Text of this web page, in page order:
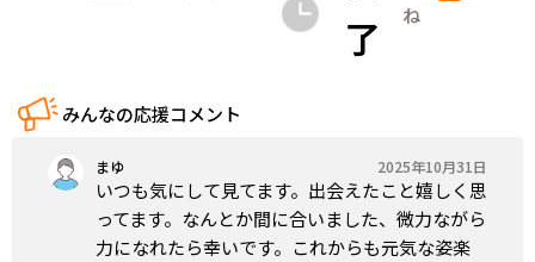
了
ね
みんなの応援コメント
まゆ 2025年10月31日
いつも気にして見てます。出会えたこと嬉しく思
ってます。なんとか間に合いました、微力ながら
力になれたら幸いです。これからも元気な姿楽